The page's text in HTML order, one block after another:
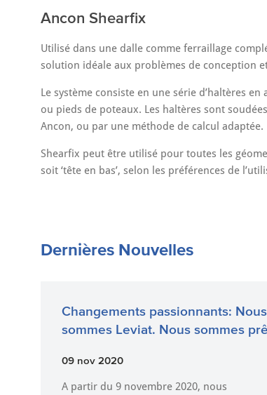
Ancon Shearfix
Utilisé dans une dalle comme ferraillage
solution idéale aux problèmes de conception
Le système consiste en une série d’haltères
ou pieds de poteaux. Les haltères sont
Ancon, ou par une méthode de calcul adaptée.
Shearfix peut être utilisé pour toutes les
soit ‘tête en bas’, selon les préférences de
Dernières Nouvelles
Changements passionnants: Nous
sommes Leviat. Nous sommes
09 nov 2020
A partir du 9 novembre 2020, nous